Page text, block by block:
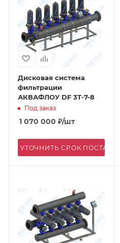
Дисковая система
фильтрации
АКВАФЛОУ DF 3T-7-8
Под заказ
1 070 000 ₽/шт
УТОЧНИТЬ СРОК ПОСТАВКИ